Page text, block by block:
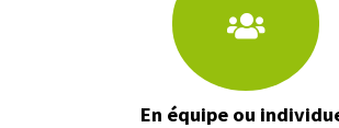
En équipe ou